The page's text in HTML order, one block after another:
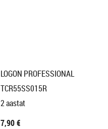
LOGON PROFESSIONAL
TCR55SS015R
2 aastat
7,90 €